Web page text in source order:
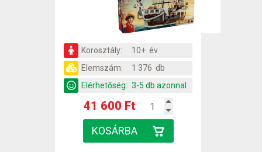
Korosztály:
10+ év
Elemszám:
1 376 db
Elérhetőség: 3-5 db azonnal
41 600 Ft